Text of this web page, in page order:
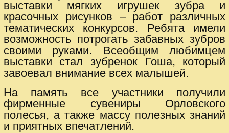
выставки мягких игрушек зубра и
красочных рисунков – работ различных
тематических конкурсов. Ребята имели
возможность потрогать забавных зубров
своими руками. Всеобщим любимцем
выставки стал зубренок Гоша, который
завоевал внимание всех малышей.
На память все участники получили
фирменные сувениры Орловского
полесья, а также массу полезных знаний
и приятных впечатлений.